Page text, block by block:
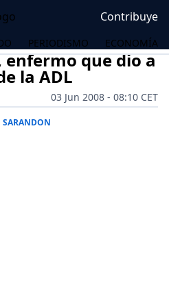
Contribuye
PERIODISMO ECONOMÍA
enfermo que dio a
la ADL
03 Jun 2008 - 08:10 CET
SARANDON